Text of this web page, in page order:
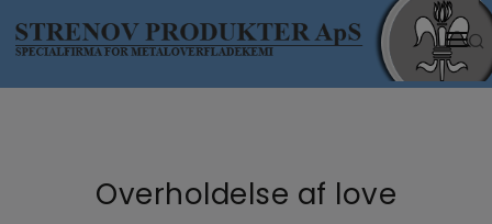
HJEM
Overholdelse af love